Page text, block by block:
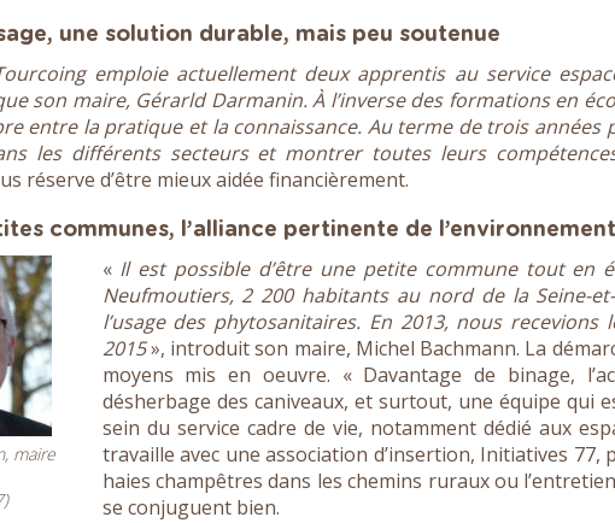
une solution durable, mais peu soutenue
emploie actuellement deux apprentis au service
son maire, Gérarld Darmanin. À l’inverse des formations en
entre la pratique et la connaissance. Au terme de trois années
les différents secteurs et montrer toutes leurs
réserve d’être mieux aidée financièrement.
communes, l’alliance pertinente de
maire
« Il est possible d’être une petite commune tout en
Neufmoutiers, 2 200 habitants au nord de la Seine-
l’usage des phytosanitaires. En 2013, nous
2015», introduit son maire, Michel Bachmann. La
moyens mis en oeuvre. « Davantage de binage,
désherbage des caniveaux, et surtout, une équipe qui
sein du service cadre de vie, notamment dédié aux
travaille avec une association d’insertion, Initiatives 77,
haies champêtres dans les chemins ruraux ou
se conjuguent bien.